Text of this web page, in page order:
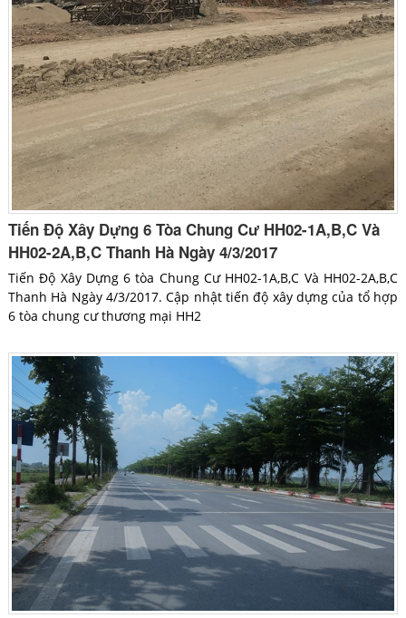
Tiến Độ Xây Dựng 6 Tòa Chung Cư HH02-1A,B,C Và
HH02-2A,B,C Thanh Hà Ngày 4/3/2017
Tiến Độ Xây Dựng 6 tòa Chung Cư HH02-1A,B,C Và HH02-2A,B,C
Thanh Hà Ngày 4/3/2017. Cập nhật tiến độ xây dựng của tổ hợp
6 tòa chung cư thương mại HH2